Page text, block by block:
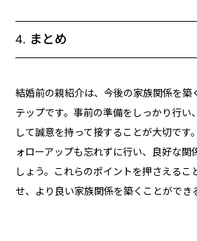
4. まとめ
結婚前の親紹介は、今後の家族関係を築
テップです。事前の準備をしっかり行い
して誠意を持って接することが大切です
ォローアップも忘れずに行い、良好な関
しょう。これらのポイントを押さえるこ
せ、より良い家族関係を築くことができ